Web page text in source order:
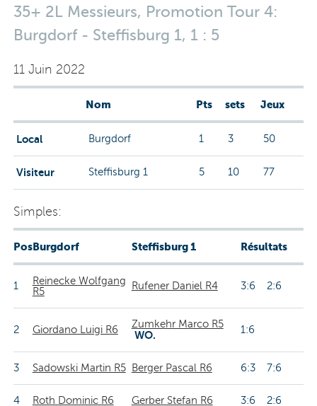
35+ 2L Messieurs, Promotion Tour 4:
Burgdorf - Steffisburg 1, 1 : 5
11 Juin 2022
Nom Pts sets Jeux
Local Burgdorf 1 3 50
Visiteur Steffisburg 1 5 10 77
Simples:
PosBurgdorf Steffisburg 1 Résultats
1
Reinecke Wolfgang
R5
Rufener Daniel R4 3:6 2:6
2 Giordano Luigi R6 Zumkehr Marco R5
WO. 1:6
3 Sadowski Martin R5 Berger Pascal R6 6:3 7:6
4 Roth Dominic R6 Gerber Stefan R6 3:6 2:6